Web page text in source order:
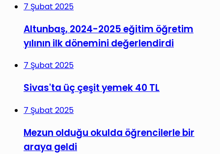
7 Şubat 2025
Altunbaş, 2024-2025 eğitim öğretim
yılının ilk dönemini değerlendirdi
7 Şubat 2025
Sivas'ta üç çeşit yemek 40 TL
7 Şubat 2025
Mezun olduğu okulda öğrencilerle bir
araya geldi